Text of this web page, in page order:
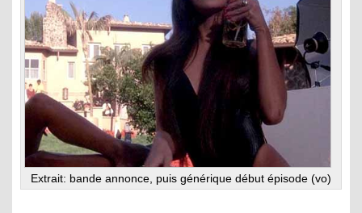
Extrait: bande annonce, puis générique début épisode (vo)